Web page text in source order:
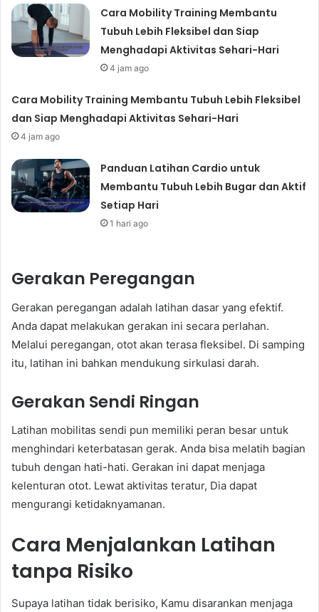
Cara Mobility Training Membantu
Tubuh Lebih Fleksibel dan Siap
Menghadapi Aktivitas Sehari-Hari
4 jam ago
Cara Mobility Training Membantu Tubuh Lebih Fleksibel
dan Siap Menghadapi Aktivitas Sehari-Hari
4 jam ago
Panduan Latihan Cardio untuk
Membantu Tubuh Lebih Bugar dan Aktif
Setiap Hari
1 hari ago
Gerakan Peregangan
Gerakan peregangan adalah latihan dasar yang efektif.
Anda dapat melakukan gerakan ini secara perlahan.
Melalui peregangan, otot akan terasa fleksibel. Di samping
itu, latihan ini bahkan mendukung sirkulasi darah.
Gerakan Sendi Ringan
Latihan mobilitas sendi pun memiliki peran besar untuk
menghindari keterbatasan gerak. Anda bisa melatih bagian
tubuh dengan hati-hati. Gerakan ini dapat menjaga
kelenturan otot. Lewat aktivitas teratur, Dia dapat
mengurangi ketidaknyamanan.
Cara Menjalankan Latihan
tanpa Risiko
Supaya latihan tidak berisiko, Kamu disarankan menjaga